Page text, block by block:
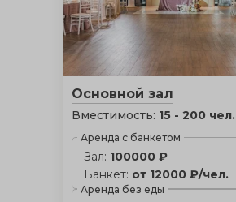
Основной зал
Вместимость: 15 - 200 чел.
Аренда с банкетом
Зал: 100000 ₽
Банкет: от 12000 ₽/чел.
Аренда без еды